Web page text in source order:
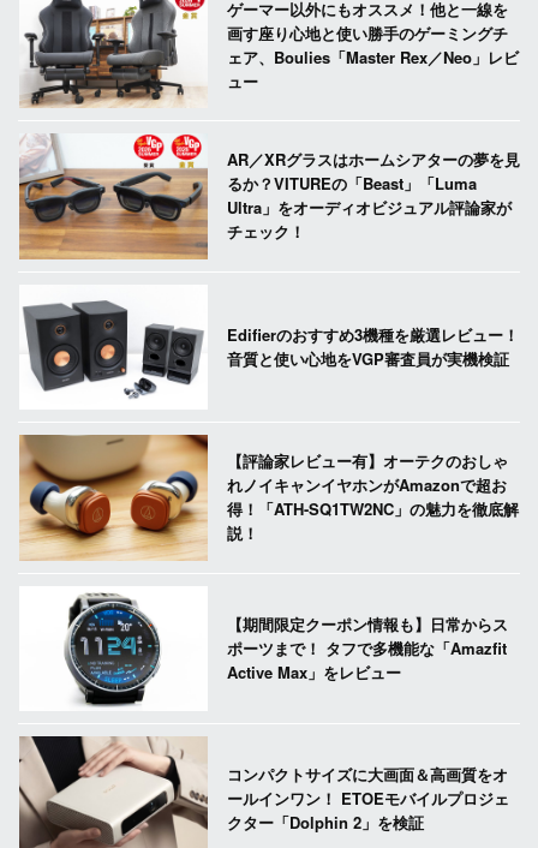
ゲーマー以外にもオススメ！他と一線を
画す座り心地と使い勝手のゲーミングチ
ェア、Boulies「Master Rex／Neo」レビ
ュー
AR／XRグラスはホームシアターの夢を見
るか？VITUREの「Beast」「Luma
Ultra」をオーディオビジュアル評論家が
チェック！
Edifierのおすすめ3機種を厳選レビュー！
音質と使い心地をVGP審査員が実機検証
【評論家レビュー有】オーテクのおしゃ
れノイキャンイヤホンがAmazonで超お
得！「ATH-SQ1TW2NC」の魅力を徹底解
説！
【期間限定クーポン情報も】日常からス
ポーツまで！ タフで多機能な「Amazfit
Active Max」をレビュー
コンパクトサイズに大画面＆高画質をオ
ールインワン！ ETOEモバイルプロジェ
クター「Dolphin 2」を検証